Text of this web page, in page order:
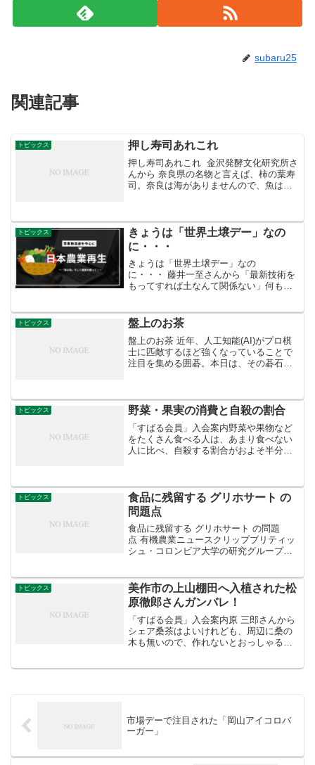
subaru25
関連記事
トピックス 押し寿司あれこれ
押し寿司あれこれ 金沢発酵文化研究所さ
んから 奈良県の名物と言えば、柿の葉寿
司。奈良は海がありませんので、魚は貴
らい置くと丁度良...
トピックス
きょうは「世界土壌デー」なの
に・・・
きょうは「世界土壌デー」なの
に・・・ 藤井一至さんから「最新技術を
もってすれば土なんて関係ない」何も伝
土壌デー
トピックス 盤上のお茶
盤上のお茶 近年、人工知能(AI)がプロ棋
士に匹敵するほど強くなっていることで
注目を集める囲碁。本日は、その碁石に
に敷き詰めた茶葉が...
トピックス 野菜・果実の消費と自殺の割合
「すばる会員」入会案内野菜や果物など
をたくさん食べる人は、あまり食べない
人に比べ、自殺する割合がおよそ半分に
トピックス
食品に残留する グリホサート の
問題点
食品に残留する グリホサート の問題
点 有機農業ニュースクリップブリティッ
シュ・コロンビア大学の研究グループ
が腸内細菌叢のバランスを崩し、グルテ
ンを含む食品の摂取で...
トピックス
美作市の上山棚田へ入植された松
原徹郎さんガンバレ！
「すばる会員」入会案内原 三郎さんから
シェア桑茶はよいけれども、周辺に桑の
木も無いので、作れないとおっしゃる方
市場デーで注目された「岡山アイコロバ
ーガー」